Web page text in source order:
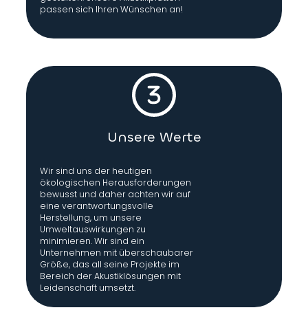
passen sich Ihren Wünschen an!
Unsere Werte
Wir sind uns der heutigen
ökologischen Herausforderungen
bewusst und daher achten wir auf
eine verantwortungsvolle
Herstellung, um unsere
Umweltauswirkungen zu
minimieren. Wir sind ein
Unternehmen mit überschaubarer
Größe, das all seine Projekte im
Bereich der Akustiklösungen mit
Leidenschaft umsetzt.